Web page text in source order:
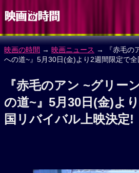
映画の時間 → 映画ニュース → 『赤毛の
への道~』5月30日(金)より2週間限定で
『赤毛のアン ~グリー
の道~』5月30日(金)よ
国リバイバル上映決定!